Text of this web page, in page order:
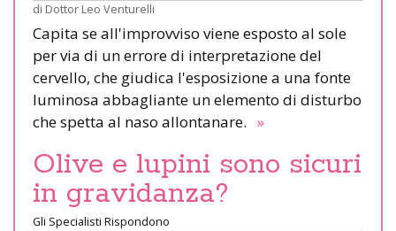
di Dottor Leo Venturelli
Capita se all'improvviso viene esposto al sole
per via di un errore di interpretazione del
cervello, che giudica l'esposizione a una fonte
luminosa abbagliante un elemento di disturbo
che spetta al naso allontanare. »
Olive e lupini sono sicuri
in gravidanza?
Gli Specialisti Rispondono